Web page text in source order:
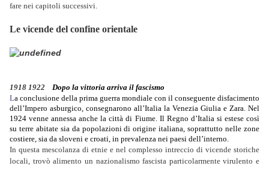
fare nei capitoli successivi.
Le vicende del confine orientale
1918 1922
Dopo la vittoria arriva il fascismo
La conclusione della prima guerra mondiale con il conseguente disfacimento
dell’Impero asburgico, consegnarono all’Italia la Venezia Giulia e Zara. Nel
1924 venne annessa anche la città di Fiume. Il Regno d’Italia si estese così
su terre abitate sia da popolazioni di origine italiana, soprattutto nelle zone
costiere, sia da sloveni e croati, in prevalenza nei paesi dell’interno.
In questa mescolanza di etnie e nel complesso intreccio di vicende storiche
locali, trovò alimento un nazionalismo fascista particolarmente virulento e